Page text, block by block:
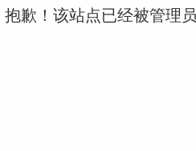
抱歉！该站点已经被管理